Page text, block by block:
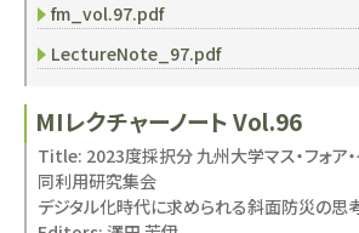
fm_vol.97.pdf
LectureNote_97.pdf
MIレクチャーノート Vol.96
Title: 2023度採択分 九州大学マス・フォア
同利用研究集会
デジタル化時代に求められる斜面防災の思